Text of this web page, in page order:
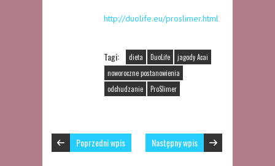
http://duolife.eu/proslimer.html
Tagi: dieta DuoLife
jagody Acai
noworoczne postanowienia
odchudzanie
ProSlimer
Poprzedni wpis Następny wpis